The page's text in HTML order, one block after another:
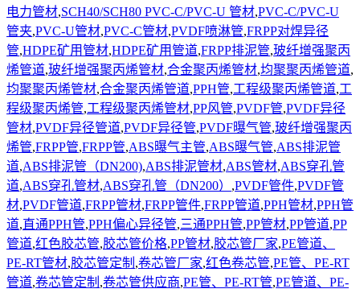
电力管材,SCH40/SCH80 PVC-C/PVC-U 管材,PVC-C/PVC-U
管夹,PVC-U管材,PVC-C管材,PVDF喷淋管,FRPP对焊异径
管,HDPE矿用管材,HDPE矿用管道,FRPP排泥管,玻纤增强聚丙
烯管道,玻纤增强聚丙烯管材,合金聚丙烯管材,均聚聚丙烯管道,
均聚聚丙烯管材,合金聚丙烯管道,PPH管,工程级聚丙烯管道,工
程级聚丙烯管,工程级聚丙烯管材,PP风管,PVDF管,PVDF异径
管材,PVDF异径管道,PVDF异径管,PVDF曝气管,玻纤增强聚丙
烯管,FRPP管,FRPP管,ABS曝气主管,ABS曝气管,ABS排泥管
道,ABS排泥管（DN200),ABS排泥管材,ABS管材,ABS穿孔管
道,ABS穿孔管材,ABS穿孔管（DN200） ,PVDF管件,PVDF管
材,PVDF管道,FRPP管材,FRPP管件,FRPP管道,PPH管材,PPH管
道,直通PPH管,PPH偏心异径管,三通PPH管,PP管材,PP管道,PP
管道,红色胶芯管,胶芯管价格,PP管材,胶芯管厂家,PE管道、
PE-RT管材,胶芯管定制 ,卷芯管厂家,红色卷芯管,PE管、PE-RT
管道,卷芯管定制 ,卷芯管供应商,PE管、PE-RT管,PE管道、PE-